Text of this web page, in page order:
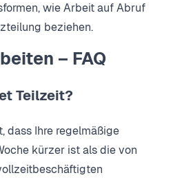
wie Arbeit auf Abruf
beziehen.
– FAQ
Teilzeit?
dass Ihre regelmäßige
kürzer ist als die von